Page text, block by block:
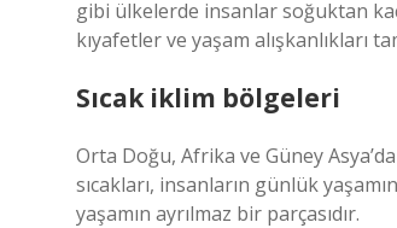
gibi ülkelerde insanlar soğuktan
kıyafetler ve yaşam alışkanlıkları
Sıcak iklim bölgeleri
Orta Doğu, Afrika ve Güney
sıcakları, insanların günlük
yaşamın ayrılmaz bir parçasıdır.